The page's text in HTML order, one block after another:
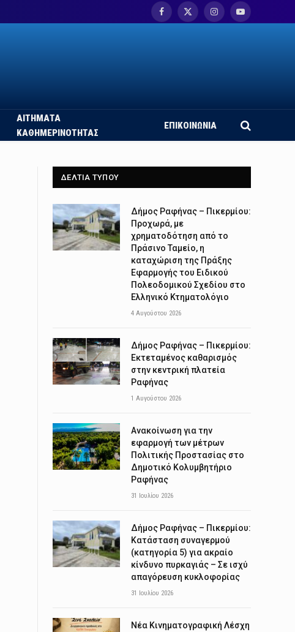
Facebook
X
InstagramYouTube
ΑΙΤΗΜΑΤΑ
ΚΑΘΗΜΕΡΙΝΟΤΗΤΑΣ
ΕΠΙΚΟΙΝΩΝΙΑ
ΔΕΛΤΙΑ ΤΥΠΟΥ
Δήμος Ραφήνας – Πικερμίου:
Προχωρά, με
χρηματοδότηση από το
Πράσινο Ταμείο, η
καταχώριση της Πράξης
Εφαρμογής του Ειδικού
Πολεοδομικού Σχεδίου στο
Ελληνικό Κτηματολόγιο
4 Αυγούστου 2026
Δήμος Ραφήνας – Πικερμίου:
Εκτεταμένος καθαρισμός
στην κεντρική πλατεία
Ραφήνας
1 Αυγούστου 2026
Ανακοίνωση για την
εφαρμογή των μέτρων
Πολιτικής Προστασίας στο
Δημοτικό Κολυμβητήριο
Ραφήνας
31 Ιουλίου 2026
Δήμος Ραφήνας – Πικερμίου:
Κατάσταση συναγερμού
(κατηγορία 5) για ακραίο
κίνδυνο πυρκαγιάς – Σε ισχύ
απαγόρευση κυκλοφορίας
31 Ιουλίου 2026
Νέα Κινηματογραφική Λέσχη